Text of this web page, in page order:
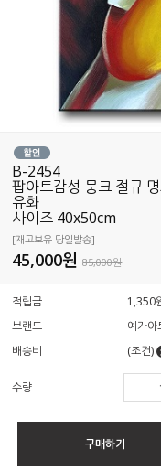
B-2454
팝아트감성 뭉크 절규
유화
사이즈 40x50cm
[재고보유 당일발송]
45,000원85,000원
적립금
1,350
브랜드
예가아
배송비
(조건)
수량
구매하기